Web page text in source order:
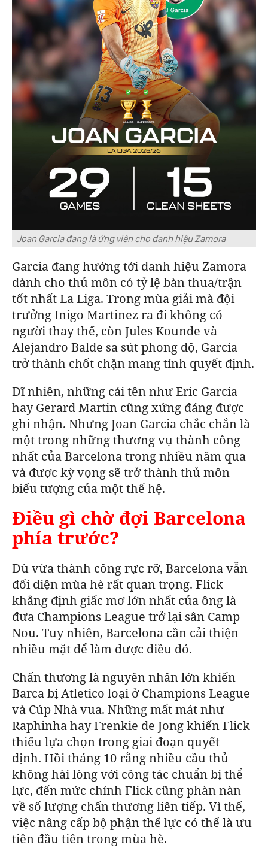
Joan Garcia đang là ứng viên cho danh hiệu Zamora
Garcia đang hướng tới danh hiệu Zamora
dành cho thủ môn có tỷ lệ bàn thua/trận
tốt nhất La Liga. Trong mùa giải mà đội
trưởng Inigo Martinez ra đi không có
người thay thế, còn Jules Kounde và
Alejandro Balde sa sút phong độ, Garcia
trở thành chốt chặn mang tính quyết định.
Dĩ nhiên, những cái tên như Eric Garcia
hay Gerard Martin cũng xứng đáng được
ghi nhận. Nhưng Joan Garcia chắc chắn là
một trong những thương vụ thành công
nhất của Barcelona trong nhiều năm qua
và được kỳ vọng sẽ trở thành thủ môn
biểu tượng của một thế hệ.
Điều gì chờ đợi Barcelona
phía trước?
Dù vừa thành công rực rỡ, Barcelona vẫn
đối diện mùa hè rất quan trọng. Flick
khẳng định giấc mơ lớn nhất của ông là
đưa Champions League trở lại sân Camp
Nou. Tuy nhiên, Barcelona cần cải thiện
nhiều mặt để làm được điều đó.
Chấn thương là nguyên nhân lớn khiến
Barca bị Atletico loại ở Champions League
và Cúp Nhà vua. Những mất mát như
Raphinha hay Frenkie de Jong khiến Flick
thiếu lựa chọn trong giai đoạn quyết
định. Hồi tháng 10 rằng nhiều cầu thủ
không hài lòng với công tác chuẩn bị thể
lực, đến mức chính Flick cũng phàn nàn
về số lượng chấn thương liên tiếp. Vì thế,
việc nâng cấp bộ phận thể lực có thể là ưu
tiên đầu tiên trong mùa hè.